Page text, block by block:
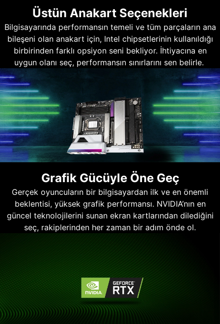
Üstün Anakart Seçenekleri
Bilgisayarında performansın temeli ve tüm parçaların ana
bileşeni olan anakart için, Intel chipsetlerinin kullanıldığı
birbirinden farklı opsiyon seni bekliyor. İhtiyacına en
uygun olanı seç, performansın sınırlarını sen belirle.
Grafik Gücüyle Öne Geç
Gerçek oyuncuların bir bilgisayardan ilk ve en önemli
beklentisi, yüksek grafik performansı. NVIDIA’nın en
güncel teknolojilerini sunan ekran kartlarından dilediğini
seç, rakiplerinden her zaman bir adım önde ol.